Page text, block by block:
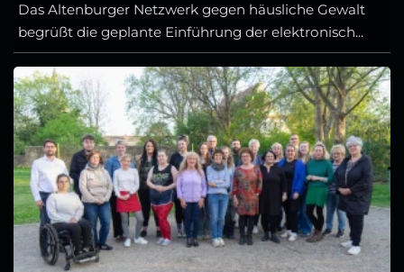
Das Altenburger Netzwerk gegen häusliche Gewalt
begrüßt die geplante Einführung der elektronisch...